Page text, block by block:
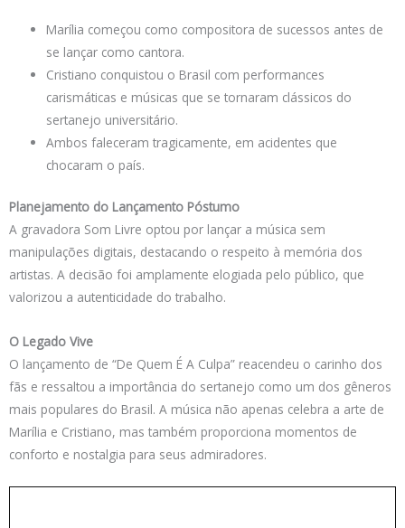
Marília começou como compositora de sucessos antes de
se lançar como cantora.
Cristiano conquistou o Brasil com performances
carismáticas e músicas que se tornaram clássicos do
sertanejo universitário.
Ambos faleceram tragicamente, em acidentes que
chocaram o país.
Planejamento do Lançamento Póstumo
A gravadora Som Livre optou por lançar a música sem
manipulações digitais, destacando o respeito à memória dos
artistas. A decisão foi amplamente elogiada pelo público, que
valorizou a autenticidade do trabalho.
O Legado Vive
O lançamento de “De Quem É A Culpa” reacendeu o carinho dos
fãs e ressaltou a importância do sertanejo como um dos gêneros
mais populares do Brasil. A música não apenas celebra a arte de
Marília e Cristiano, mas também proporciona momentos de
conforto e nostalgia para seus admiradores.